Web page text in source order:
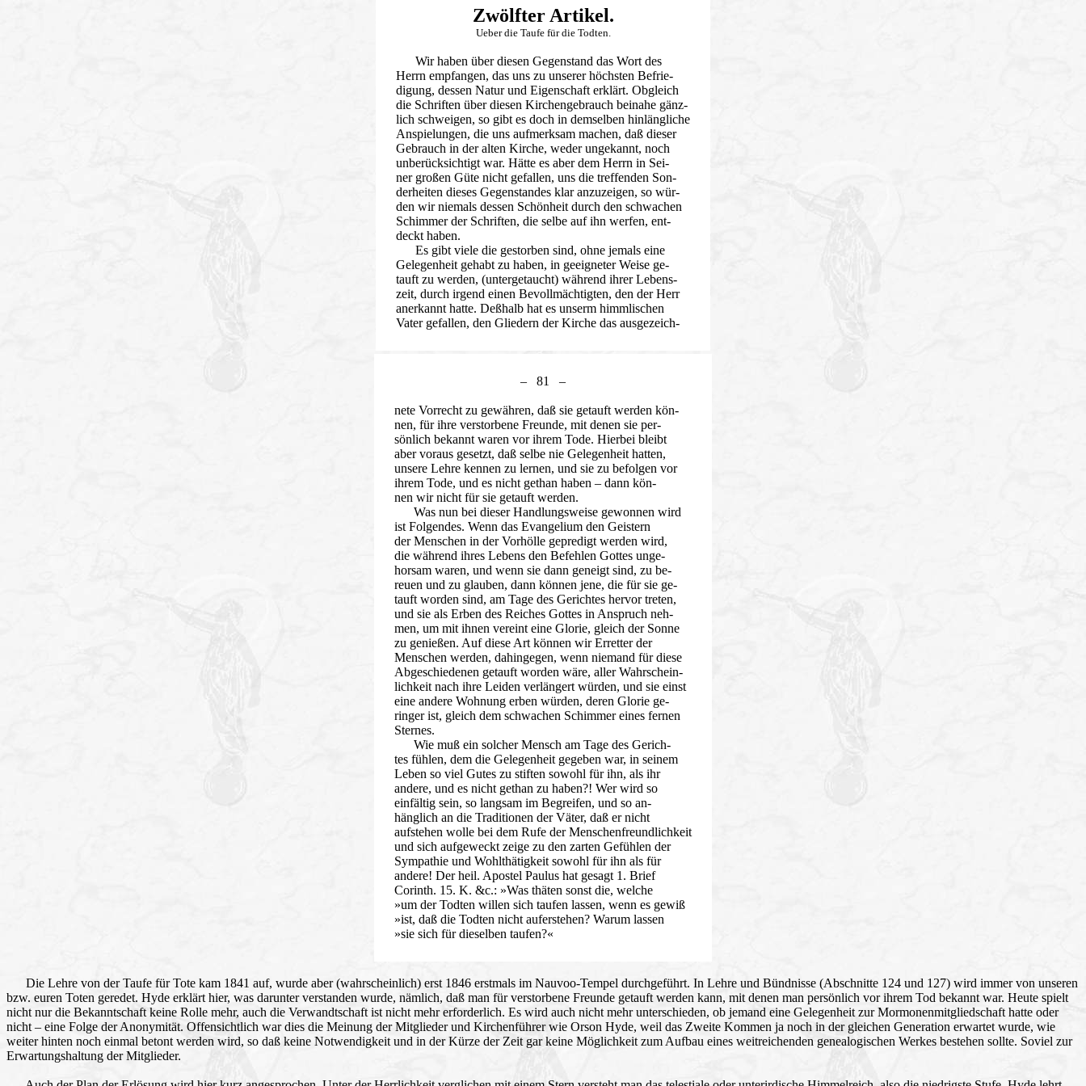
Zwölfter Artikel.
Ueber die Taufe für die Todten.
Wir haben über diesen Gegenstand das Wort des
Herrn empfangen, das uns zu unserer höchsten Befrie-
digung, dessen Natur und Eigenschaft erklärt. Obgleich
die Schriften über diesen Kirchengebrauch beinahe gänz-
lich schweigen, so gibt es doch in demselben hinlängliche
Anspielungen, die uns aufmerksam machen, daß dieser
Gebrauch in der alten Kirche, weder ungekannt, noch
unberücksichtigt war. Hätte es aber dem Herrn in Sei-
ner großen Güte nicht gefallen, uns die treffenden Son-
derheiten dieses Gegenstandes klar anzuzeigen, so wür-
den wir niemals dessen Schönheit durch den schwachen
Schimmer der Schriften, die selbe auf ihn werfen, ent-
deckt haben.
Es gibt viele die gestorben sind, ohne jemals eine
Gelegenheit gehabt zu haben, in geeigneter Weise ge-
tauft zu werden, (untergetaucht) während ihrer Lebens-
zeit, durch irgend einen Bevollmächtigten, den der Herr
anerkannt hatte. Deßhalb hat es unserm himmlischen
Vater gefallen, den Gliedern der Kirche das ausgezeich-
– 81 –
nete Vorrecht zu gewähren, daß sie getauft werden kön-
nen, für ihre verstorbene Freunde, mit denen sie per-
sönlich bekannt waren vor ihrem Tode. Hierbei bleibt
aber voraus gesetzt, daß selbe nie Gelegenheit hatten,
unsere Lehre kennen zu lernen, und sie zu befolgen vor
ihrem Tode, und es nicht gethan haben – dann kön-
nen wir nicht für sie getauft werden.
Was nun bei dieser Handlungsweise gewonnen wird
ist Folgendes. Wenn das Evangelium den Geistern
der Menschen in der Vorhölle gepredigt werden wird,
die während ihres Lebens den Befehlen Gottes unge-
horsam waren, und wenn sie dann geneigt sind, zu be-
reuen und zu glauben, dann können jene, die für sie ge-
tauft worden sind, am Tage des Gerichtes hervor treten,
und sie als Erben des Reiches Gottes in Anspruch neh-
men, um mit ihnen vereint eine Glorie, gleich der Sonne
zu genießen. Auf diese Art können wir Erretter der
Menschen werden, dahingegen, wenn niemand für diese
Abgeschiedenen getauft worden wäre, aller Wahrschein-
lichkeit nach ihre Leiden verlängert würden, und sie einst
eine andere Wohnung erben würden, deren Glorie ge-
ringer ist, gleich dem schwachen Schimmer eines fernen
Sternes.
Wie muß ein solcher Mensch am Tage des Gerich-
tes fühlen, dem die Gelegenheit gegeben war, in seinem
Leben so viel Gutes zu stiften sowohl für ihn, als ihr
andere, und es nicht gethan zu haben?! Wer wird so
einfältig sein, so langsam im Begreifen, und so an-
hänglich an die Traditionen der Väter, daß er nicht
aufstehen wolle bei dem Rufe der Menschenfreundlichkeit
und sich aufgeweckt zeige zu den zarten Gefühlen der
Sympathie und Wohlthätigkeit sowohl für ihn als für
andere! Der heil. Apostel Paulus hat gesagt 1. Brief
Corinth. 15. K. &c.: »Was thäten sonst die, welche
»um der Todten willen sich taufen lassen, wenn es gewiß
»ist, daß die Todten nicht auferstehen? Warum lassen
»sie sich für dieselben taufen?«
Die Lehre von der Taufe für Tote kam 1841 auf, wurde aber (wahrscheinlich) erst 1846 erstmals im Nauvoo-Tempel durchgeführt. In Lehre und Bündnisse (Abschnitte 124 und 127) wird immer von unseren
bzw. euren Toten geredet. Hyde erklärt hier, was darunter verstanden wurde, nämlich, daß man für verstorbene Freunde getauft werden kann, mit denen man persönlich vor ihrem Tod bekannt war. Heute spielt
nicht nur die Bekanntschaft keine Rolle mehr, auch die Verwandtschaft ist nicht mehr erforderlich. Es wird auch nicht mehr unterschieden, ob jemand eine Gelegenheit zur Mormonenmitgliedschaft hatte oder
nicht – eine Folge der Anonymität. Offensichtlich war dies die Meinung der Mitglieder und Kirchenführer wie Orson Hyde, weil das Zweite Kommen ja noch in der gleichen Generation erwartet wurde, wie
weiter hinten noch einmal betont werden wird, so daß keine Notwendigkeit und in der Kürze der Zeit gar keine Möglichkeit zum Aufbau eines weitreichenden genealogischen Werkes bestehen sollte. Soviel zur
Erwartungshaltung der Mitglieder.